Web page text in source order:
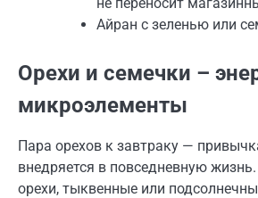
Айран с зеленью или
Орехи и семечки –
микроэлементы
Пара орехов к завтраку —
внедряется в повседневную
орехи, тыквенные или